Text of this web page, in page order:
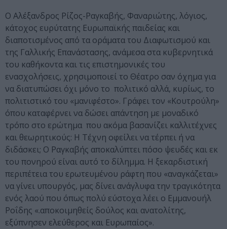
Ο Αλέξανδρος Ρίζος-Ραγκαβής, Φαναριώτης, λόγιος,
κάτοχος ευρύτατης Ευρωπαϊκής παιδείας και
διαποτισμένος από τα οράματα του Διαφωτισμού και
της Γαλλικής Επανάστασης, ανάμεσα στα κυβερνητικά
του καθήκοντα και τις επιστημονικές του
ενασχολήσεις, χρησιμοποιεί το Θέατρο σαν όχημα για
να διατυπώσει όχι μόνο το πολιτικό αλλά, κυρίως, το
πολιτιστικό του «μανιφέστο». Γράφει τον «Κουτρούλη»
όπου καταφέρνει να δώσει απάντηση με μοναδικό
τρόπο στο ερώτημα που ακόμα βασανίζει καλλιτέχνες
και θεωρητικούς: Η Τέχνη οφείλει να τέρπει ή να
διδάσκει; Ο Ραγκαβής αποκαλύπτει πόσο ψευδές και εκ
του πονηρού είναι αυτό το δίλημμα. Η ξεκαρδιστική
περιπέτεια του ερωτευμένου ράφτη που «αναγκάζεται»
να γίνει υπουργός, μας δίνει ανάγλυφα την τραγικότητα
ενός λαού που όπως πολύ εύστοχα λέει ο Εμμανουήλ
Ροΐδης «.αποκοιμηθείς δούλος και ανατολίτης,
εξύπνησεν ελεύθερος και Ευρωπαίος».